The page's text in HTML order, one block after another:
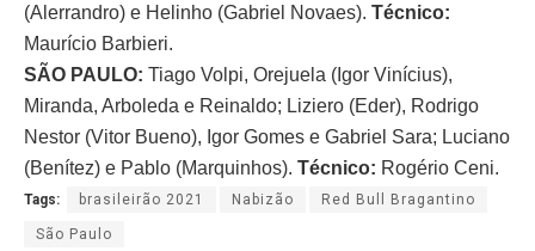
(Alerrandro) e Helinho (Gabriel Novaes). Técnico:
Maurício Barbieri.
SÃO PAULO: Tiago Volpi, Orejuela (Igor Vinícius),
Miranda, Arboleda e Reinaldo; Liziero (Eder), Rodrigo
Nestor (Vitor Bueno), Igor Gomes e Gabriel Sara; Luciano
(Benítez) e Pablo (Marquinhos). Técnico: Rogério Ceni.
Tags: brasileirão 2021 Nabizão Red Bull Bragantino
São Paulo